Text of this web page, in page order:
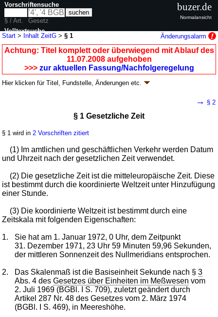
Start > Inhalt ZeitG >§ 1 Änderungsalarm
Achtung: Titel komplett oder überwiegend mit Ablauf des
11.07.2008 aufgehoben
>>> zur aktuellen Fassung/Nachfolgeregelung
Hier klicken fürTitel, Fundstelle, Änderungen etc.
BGBl. I S. 1185
Gewichtswesen
wird in 6 Vorschriften zitiert
→ § 2
§ 1 Gesetzliche Zeit
§ 1 wird in 2 Vorschriften zitiert
(1) Im amtlichen und geschäftlichen Verkehr werden Datum
und Uhrzeit nach der gesetzlichen Zeit verwendet.
(2) Die gesetzliche Zeit ist die mitteleuropäische Zeit. Diese
ist bestimmt durch die koordinierte Weltzeit unter Hinzufügung
einer Stunde.
(3) Die koordinierte Weltzeit ist bestimmt durch eine
Zeitskala mit folgenden Eigenschaften:
1.
Sie hat am 1. Januar 1972, 0 Uhr, dem Zeitpunkt
31. Dezember 1971, 23 Uhr 59 Minuten 59,96 Sekunden,
der mittleren Sonnenzeit des Nullmeridians entsprochen.
2. Das Skalenmaß ist die Basiseinheit Sekunde nach §3
Abs. 4 desGesetzes über Einheiten im Meßwesen vom
2. Juli 1969 (BGBl. I S. 709), zuletzt geändert durch
Artikel 287 Nr. 48 des Gesetzes vom 2. März 1974
(BGBl. I S. 469), in Meereshöhe.
Vorschriftensuche
§ / Art.
Gesetz
Volltextsuche
nur in ZeitG
buzer.de
Normalansicht